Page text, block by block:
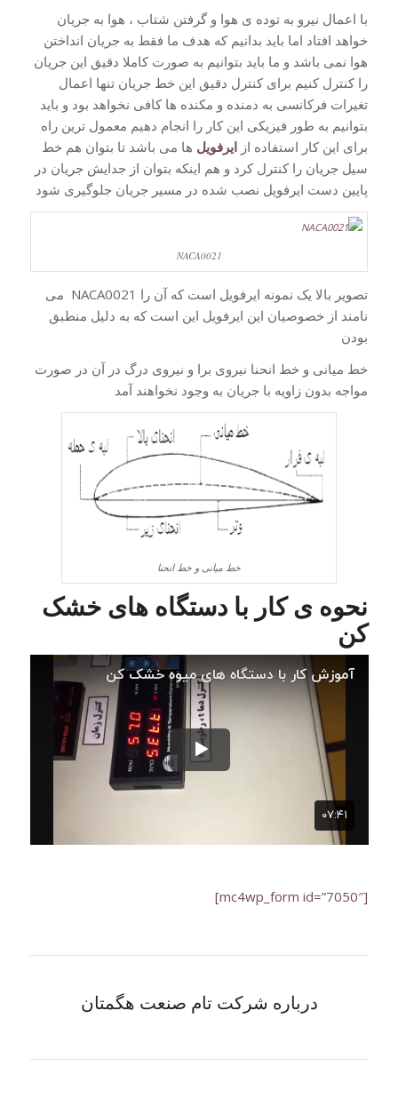
با اعمال نیرو به توده ی هوا و گرفتن شتاب ، هوا به جریان
خواهد افتاد اما باید بدانیم که هدف ما فقط به جریان انداختن
هوا نمی باشد و ما باید بتوانیم به صورت کاملا دقیق این جریان
را کنترل کنیم برای کنترل دقیق این خط جریان تنها اعمال
تغیرات فرکانسی به دمنده و مکنده ها کافی نخواهد بود و باید
بتوانیم به طور فیزیکی این کار را انجام دهیم معمول ترین راه
برای این کار استفاده از ایرفویل ها می باشد تا بتوان هم خط
سیل جریان را کنترل کرد و هم اینکه بتوان از جدایش جریان در
پایین دست ایرفویل نصب شده در مسیر جریان جلوگیری شود
NACA0021
تصویر بالا یک نمونه ایرفویل است که آن را NACA0021 می
نامند از خصوصیان این ایرفویل این است که به دلیل منطبق
بودن
خط میانی و خط انحنا نیروی برا و نیروی درگ در آن در صورت
مواجه بدون زاویه با جریان به وجود نخواهند آمد
خط میانی و خط انحنا
نحوه ی کار با دستگاه های خشک
کن
[mc4wp_form id=”7050″]
درباره شرکت تام صنعت هگمتان